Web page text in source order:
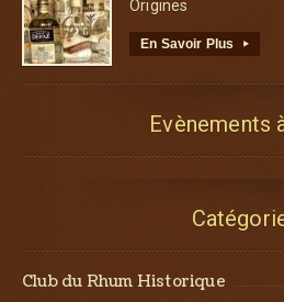
Origines
En Savoir Plus ▸
Evènements
Club du Rhum Historique